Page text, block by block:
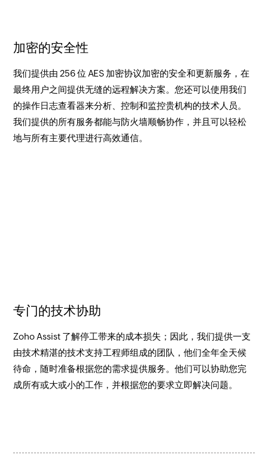
加密的安全性
我们提供由 256 位 AES 加密协议加密的安全和更新服务，在
最终用户之间提供无缝的远程解决方案。您还可以使用我们
的操作日志查看器来分析、控制和监控贵机构的技术人员。
我们提供的所有服务都能与防火墙顺畅协作，并且可以轻松
地与所有主要代理进行高效通信。
专门的技术协助
Zoho Assist 了解停工带来的成本损失；因此，我们提供一支
由技术精湛的技术支持工程师组成的团队，他们全年全天候
待命，随时准备根据您的需求提供服务。他们可以协助您完
成所有或大或小的工作，并根据您的要求立即解决问题。